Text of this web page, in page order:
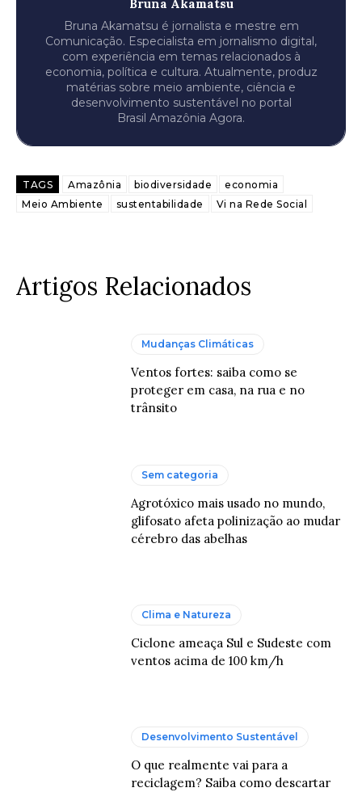
Bruna Akamatsu
Bruna Akamatsu é jornalista e mestre em
Comunicação. Especialista em jornalismo digital,
com experiência em temas relacionados à
economia, política e cultura. Atualmente, produz
matérias sobre meio ambiente, ciência e
desenvolvimento sustentável no portal
Brasil Amazônia Agora.
TAGS Amazônia biodiversidade
economia
Meio Ambiente
sustentabilidade Vi na Rede Social
Artigos Relacionados
Mudanças Climáticas
Ventos fortes: saiba como se
proteger em casa, na rua e no
trânsito
Sem categoria
Agrotóxico mais usado no mundo,
glifosato afeta polinização ao mudar
cérebro das abelhas
Clima e Natureza
Ciclone ameaça Sul e Sudeste com
ventos acima de 100 km/h
Desenvolvimento Sustentável
O que realmente vai para a
reciclagem? Saiba como descartar